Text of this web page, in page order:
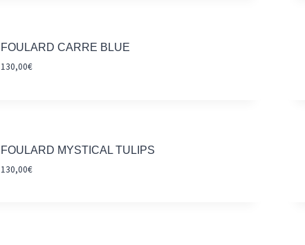
FOULARD CARRE BLUE
130,00€
FOULARD MYSTICAL TULIPS
130,00€